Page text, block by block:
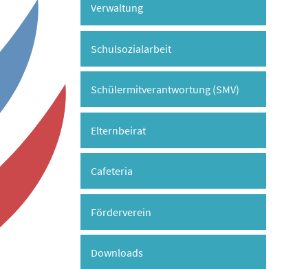
Verwaltung
Schulsozialarbeit
Schülermitverantwortung (SMV)
Elternbeirat
Cafeteria
Förderverein
Downloads